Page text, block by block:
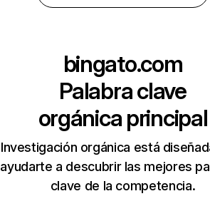
bingato.com
Palabra clave
orgánica principal
Investigación orgánica está
ayudarte a descubrir las mejores
clave de la competencia.